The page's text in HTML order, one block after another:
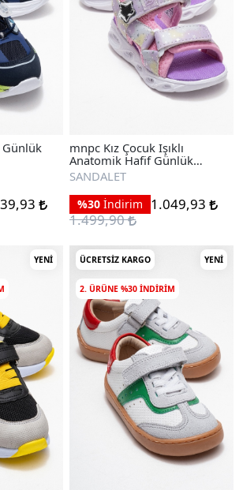
Günlük
mnpc Kız Çocuk Işıklı
Anatomik Hafif Günlük
Sandalet
SANDALET
%30 İndirim
1.049,93
1.499,90
YENI ÜCRETSIZ KARGO YENI
2. ÜRÜNE %30 INDIRIM